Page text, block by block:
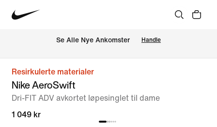
Se Alle Nye Ankomster Handle
Resirkulerte materialer
Nike AeroSwift
Dri-FIT ADV avkortet løpesinglet til dame
1 049 kr